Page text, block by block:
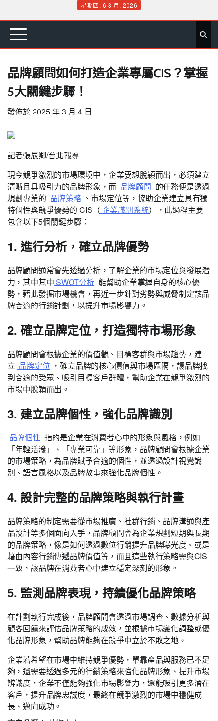
content
星期四, 6 8 月, 2026
首 要 娛 生 社 文 公 運 旅 政 地 專
品牌顧問如何打造企業專屬CIS？掌握
5大關鍵步驟！
發佈於2025 年 3 月 4 日
記者張辰卿/台北報導
現今競爭激烈的市場環境中，企業要想脫穎而出，必須建立
清晰且具吸引力的品牌形象，而 品牌顧問 的任務便是透過
規劃專業的 品牌策略 、市場定位等，協助企業建立具有獨
特個性與競爭優勢的 CIS（ 企業識別系統），此過程主要
包含以下5個關鍵步驟：
1. 進行分析，確立品牌優勢
品牌顧問通常會先透過分析，了解企業的市場定位與發展潛
力，其中其中 SWOT分析 能幫助企業掌握自身的核心優
勢，藉此發掘市場機會，再近一步針對劣勢與威脅制定該品
牌合適的行銷計劃，以提升市場影響力。
2. 確立品牌定位，打造獨特市場形象
品牌顧問會根據企業的價值觀、目標客群與市場趨勢，建
立 品牌定位 ，確立品牌的核心價值與市場區隔，讓品牌找
到合適的受眾、吸引目標客戶群體，幫助企業在競爭激烈的
市場中脫穎而出。
3. 建立品牌個性，強化品牌識別
品牌個性 指的是企業在消費者心中的形象與風格，例如
「年輕活潑」、「專業可靠」等形象，品牌顧問會根據企業
的市場策略，為品牌賦予合適的個性，並透過設計視覺識
別、語言風格以及品牌故事來強化品牌個性。
4. 設計完整的品牌策略與執行計畫
品牌策略的制定需要從市場推廣、社群行銷、品牌溝通與產
品設計等多個面向入手，品牌顧問會為企業規劃短期與長期
的品牌策略，像是如何透過數位行銷提升品牌曝光度、或是
藉由內容行銷傳遞品牌價值等，而且這些執行策略需與CIS
一致，讓品牌在消費者心中建立穩定深刻的形象。
5. 監測品牌表現，持續優化品牌策略
在計劃執行完成後，品牌顧問會透過市場調查、數據分析與
顧客回饋來評估品牌策略的成效，並根據市場變化調整或優
化品牌形象，幫助品牌能夠在競爭中立於不敗之地。
企業若希望在市場中維持競爭優勢，單靠產品與服務已不足
夠，還需要透過多元的行銷策略來強化品牌形象、提升市場
辨識度，企業不僅能夠強化市場影響力，還能吸引更多潛在
客戶，提升品牌忠誠度，最終在競爭激烈的市場中穩健成
長、邁向成功。